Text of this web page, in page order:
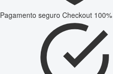
Pagamento seguro Checkout